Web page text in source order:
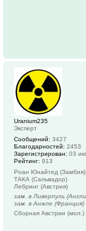
Uranium235
Эксперт
Сообщений: 3427
Благодарностей: 2453
Зарегистрирован: 03
Рейтинг: 913
Роан Юнайтед (Замбия)
ТАКА (Сальвадор)
Лебринг (Австрия)
зам. в Ливерпуль
зам. в Анжле (Франция)
Сборная Австрии (мол.)